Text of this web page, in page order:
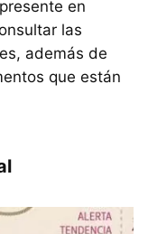
en
las
además de
que están